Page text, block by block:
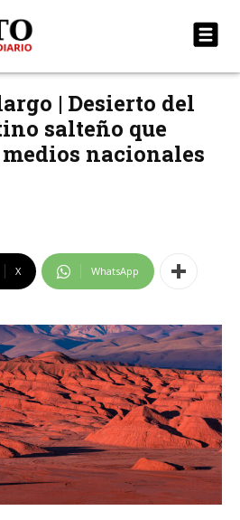
| Desierto del
salteño que
nacionales
X WhatsApp